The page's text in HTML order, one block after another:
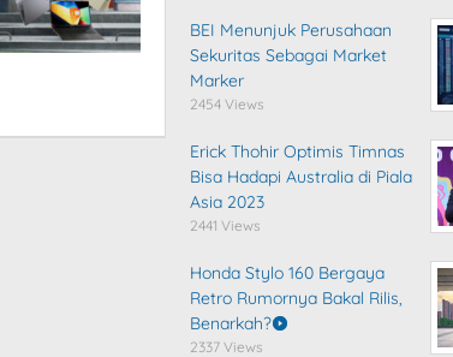
BEI Menunjuk Perusahaan
Sekuritas Sebagai Market
Marker
2454 Views
Erick Thohir Optimis Timnas
Bisa Hadapi Australia di Piala
Asia 2023
2441 Views
Honda Stylo 160 Bergaya
Retro Rumornya Bakal Rilis,
Benarkah?
2337 Views